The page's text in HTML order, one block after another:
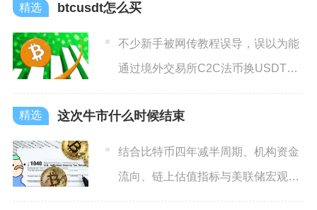
btcusdt怎么买
不少新手被网传教程误导，误以为能
通过境外交易所C2C法币换USDT再
交易BTCUSDT，该
这次牛市什么时候结束
结合比特币四年减半周期、机构资金
流向、链上估值指标与美联储宏观流
动性本轮以2024年4月比